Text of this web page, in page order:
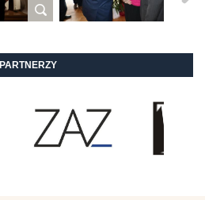
PARTNERZY